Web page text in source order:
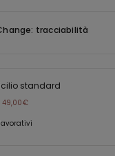
tracciabilità
standard
49,00€